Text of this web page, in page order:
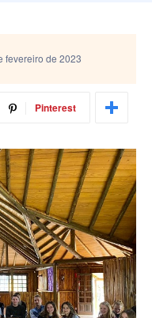
fevereiro de 2023
Pinterest